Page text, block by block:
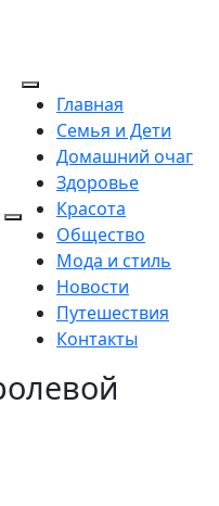
Главная
Семья и Дети
Домашний очаг
Здоровье
Красота
Общество
Мода и стиль
Новости
Путешествия
Контакты